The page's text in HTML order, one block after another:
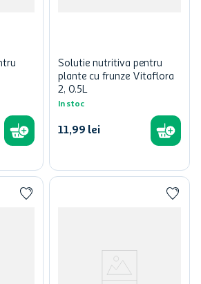
Solutie nutritiva pentru
plante cu frunze Vitaflora
2, 0.5L
In stoc
11,99 lei